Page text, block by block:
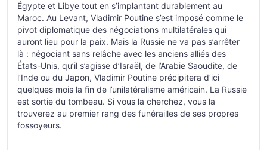
Égypte et Libye tout en s’implantant durablement au
Maroc. Au Levant, Vladimir Poutine s’est imposé comme le
pivot diplomatique des négociations multilatérales qui
auront lieu pour la paix. Mais la Russie ne va pas s’arrêter
là : négociant sans relâche avec les anciens alliés des
États-Unis, qu’il s’agisse d’Israël, de l’Arabie Saoudite, de
l’Inde ou du Japon, Vladimir Poutine précipitera d’ici
quelques mois la fin de l’unilatéralisme américain. La Russie
est sortie du tombeau. Si vous la cherchez, vous la
trouverez au premier rang des funérailles de ses propres
fossoyeurs.